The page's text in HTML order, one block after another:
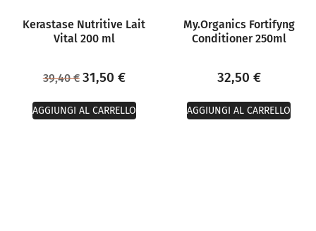
Kerastase Nutritive Lait
Vital 200 ml
39,40€ 31,50 €
AGGIUNGI AL CARRELLO
My.Organics Fortifyng
Conditioner 250ml
32,50 €
AGGIUNGI AL CARRELLO